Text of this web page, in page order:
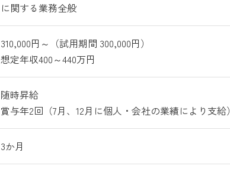
に関する業務全般
310,000円～（試用期間 300,000円）
想定年収400～440万円
随時昇給
賞与年2回（7月、12月に個人・会社の業績により支給）
3か月